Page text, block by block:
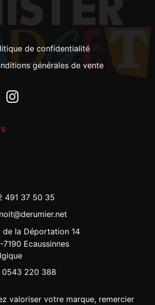
de confidentialité
générales de vente
491 37 50 35
de la Déportation 14
7190 Ecaussinnes
0543 220 388
valoriser votre marque, remercier